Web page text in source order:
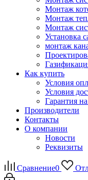
Монтаж
Монтаж
Монтаж
Установка
монтаж
Как купить
Условия
Условия
Гарантия
Производители
Контакты
О компании
Новости
Реквизиты
Сравнение0